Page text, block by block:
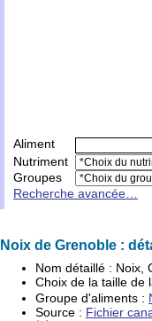
Aliment
Nutriment
Groupes
Recherche avancée…
Noix de Grenoble :
Nom détaillé : Noix,
Choix de la taille de
Groupe d'aliments :
Source : Fichier